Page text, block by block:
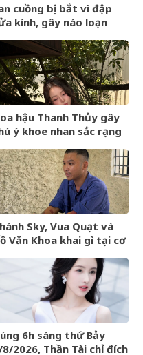
cuồng bị bắt vì đập
kính, gây náo loạn
10 năm
hậu Thanh Thủy gây
ý khoe nhan sắc rạng
Sky, Vua Quạt và
Văn Khoa khai gì tại cơ
6h sáng thứ Bảy
8/2026, Thần Tài chỉ đích